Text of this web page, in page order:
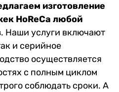
изготовление
HoReCa любой
. Наши услуги включают
и серийное
осуществляется
с полным циклом
соблюдать сроки. А